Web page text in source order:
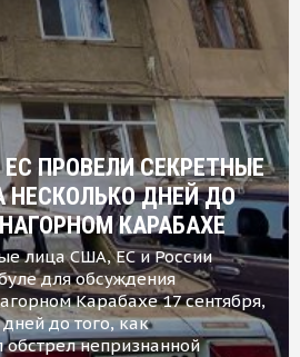
ПРОВЕЛИ СЕКРЕТНЫЕ
НЕСКОЛЬКО ДНЕЙ ДО
КАРАБАХЕ
лица США, ЕС и России
для обсуждения
Карабахе 17 сентября,
до того, как
непризнанной